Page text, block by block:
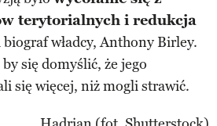
terytorialnych i redukcja
władcy, Anthony Birley.
się domyślić, że jego
się więcej, niż mogli strawić.